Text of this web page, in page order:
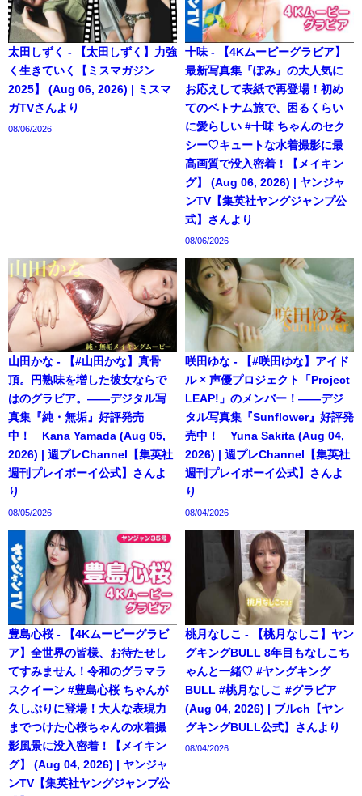
太田しずく - 【太田しずく】力強
く生きていく【ミスマガジン
2025】 (Aug 06, 2026) | ミスマ
ガTVさんより
08/06/2026
十味 - 【4Kムービーグラビア】
最新写真集『ぽみ』の大人気に
お応えして表紙で再登場！初め
てのベトナム旅で、困るくらい
に愛らしい #十味 ちゃんのセク
シー♡キュートな水着撮影に最
高画質で没入密着！【メイキン
グ】 (Aug 06, 2026) | ヤンジャ
ンTV【集英社ヤングジャンプ公
式】さんより
08/06/2026
山田かな - 【#山田かな】真骨
頂。円熟味を増した彼女ならで
はのグラビア。――デジタル写
真集『純・無垢』好評発売
中！ Kana Yamada (Aug 05,
2026) | 週プレChannel【集英社
週刊プレイボーイ公式】さんよ
り
08/05/2026
咲田ゆな - 【#咲田ゆな】アイド
ル × 声優プロジェクト「Project
LEAP!」のメンバー！――デジ
タル写真集『Sunflower』好評発
売中！ Yuna Sakita (Aug 04,
2026) | 週プレChannel【集英社
週刊プレイボーイ公式】さんよ
り
08/04/2026
豊島心桜 - 【4Kムービーグラビ
ア】全世界の皆様、お待たせし
てすみません！令和のグラマラ
スクイーン #豊島心桜 ちゃんが
久しぶりに登場！大人な表現力
までつけた心桜ちゃんの水着撮
影風景に没入密着！【メイキン
グ】 (Aug 04, 2026) | ヤンジャ
ンTV【集英社ヤングジャンプ公
桃月なしこ - 【桃月なしこ】ヤン
グキングBULL 8年目もなしこち
ゃんと一緒♡ #ヤングキング
BULL #桃月なしこ #グラビア
(Aug 04, 2026) | ブルch【ヤン
グキングBULL公式】さんより
08/04/2026